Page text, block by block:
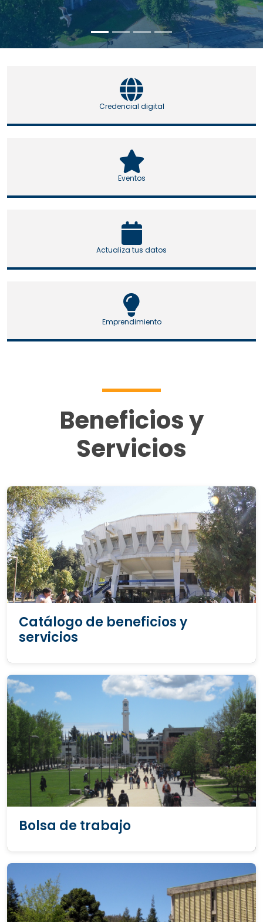
Credencial digital
Eventos
Actualiza tus datos
Emprendimiento
Beneficios y
Servicios
Catálogo de beneficios y
servicios
Bolsa de trabajo